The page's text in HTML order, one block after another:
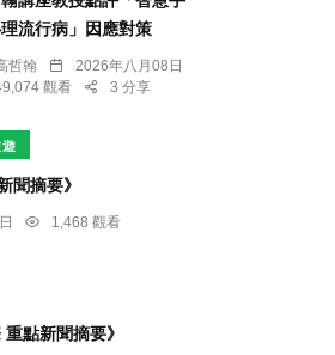
流行病」因應對策
哲翰
2026年八月08日
觀看
3 分享
聞摘要》
1,468 觀看
點新聞摘要》